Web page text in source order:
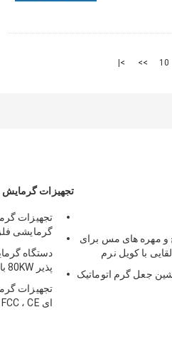
10
>>
>|
تجهیزات گرمایش
گرمایشی
دستگاه
پذیر 80KW با کابل 10m
تجهیزات
ای FCC ، CE برای گرمایش میله فولادی
و مهره های مس برای
با کویل نرم